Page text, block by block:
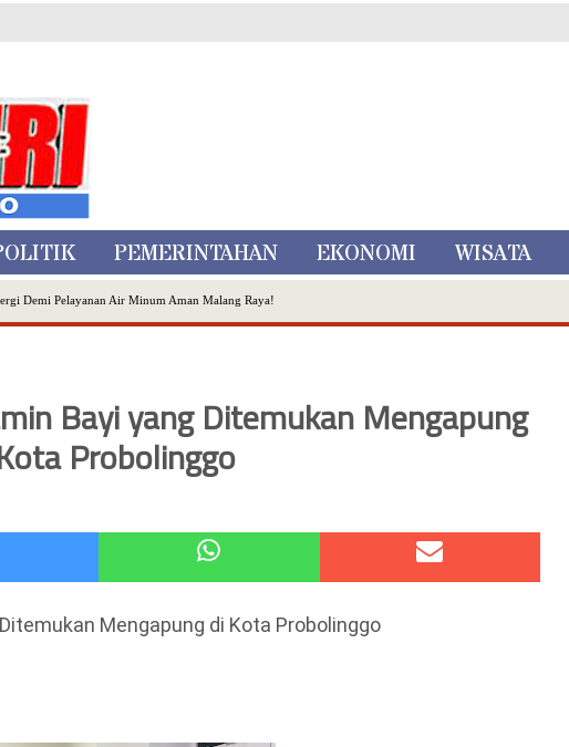
PEMERINTAHAN EKONOMI WISATA
Demi Pelayanan Air Minum Aman Malang Raya!
Ditangkap di Kediri,Satu Buron
Mikutopia Buka Rekrutmen Karyawan,Berikut Kualifikasinya
Dialog Bersama Petani
DATA PEMILIH BERKELANJUTAN (PDPB) TRIWULAN II
City Expo APEKSI XVIII Medan
Kode Etik Advokat, Abd. Aziz Divonis Bersalah
Bayi yang Ditemukan Mengapung
Probolinggo
Mengapung di Kota Probolinggo